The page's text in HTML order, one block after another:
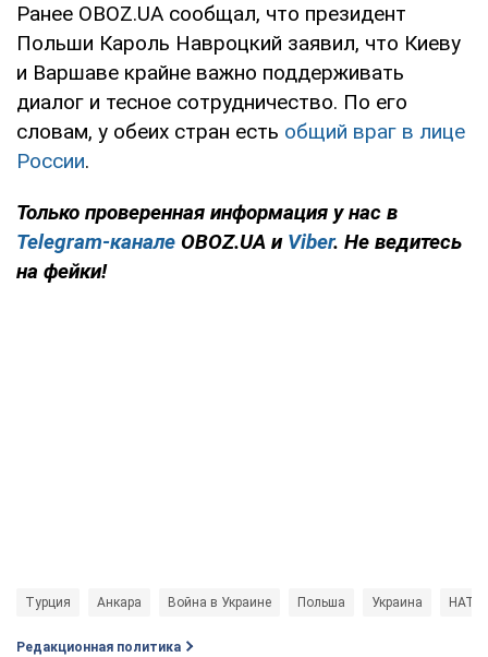
Ранее OBOZ.UA сообщал, что президент
Польши Кароль Навроцкий заявил, что Киеву
и Варшаве крайне важно поддерживать
диалог и тесное сотрудничество. По его
словам, у обеих стран есть общий враг в лице
России.
Только проверенная информация у нас в
Telegram-канале OBOZ.UA и Viber. Не ведитесь
на фейки!
Турция Анкара Война в Украине Польша Украина НАТО
Редакционная политика